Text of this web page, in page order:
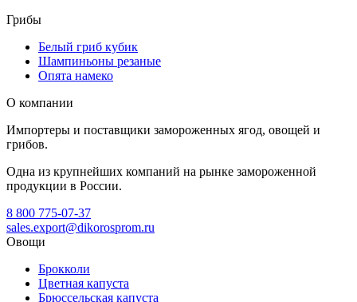
Грибы
Белый гриб кубик
Шампиньоны резаные
Опята намеко
О компании
Импортеры и поставщики замороженных ягод, овощей и
грибов.
Одна из крупнейших компаний на рынке замороженной
продукции в России.
8 800 775-07-37
sales.export@dikorosprom.ru
Овощи
Брокколи
Цветная капуста
Брюссельская капуста